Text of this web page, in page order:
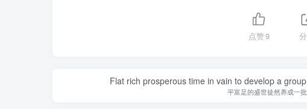
点赞9
Flat rich prosperous time in vain to develop a
平富足的盛世徒然养成一